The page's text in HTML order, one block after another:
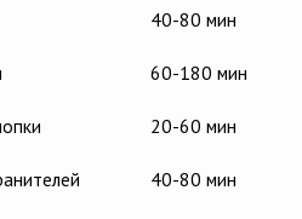
40-80 мин
60-180 мин
20-60 мин
40-80 мин